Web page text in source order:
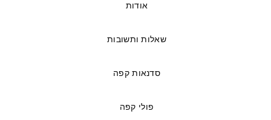
אודות
שאלות ותשובות
סדנאות קפה
פולי קפה